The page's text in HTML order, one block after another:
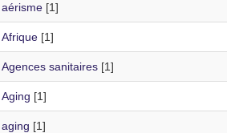
aérisme[1]
Afrique[1]
Agences sanitaires[1]
Aging [1]
aging [1]